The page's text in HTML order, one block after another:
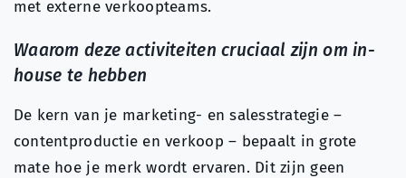
met externe verkoopteams.
Waarom deze activiteiten cruciaal zijn om in-
house te hebben
De kern van je marketing- en salesstrategie –
contentproductie en verkoop – bepaalt in grote
mate hoe je merk wordt ervaren. Dit zijn geen